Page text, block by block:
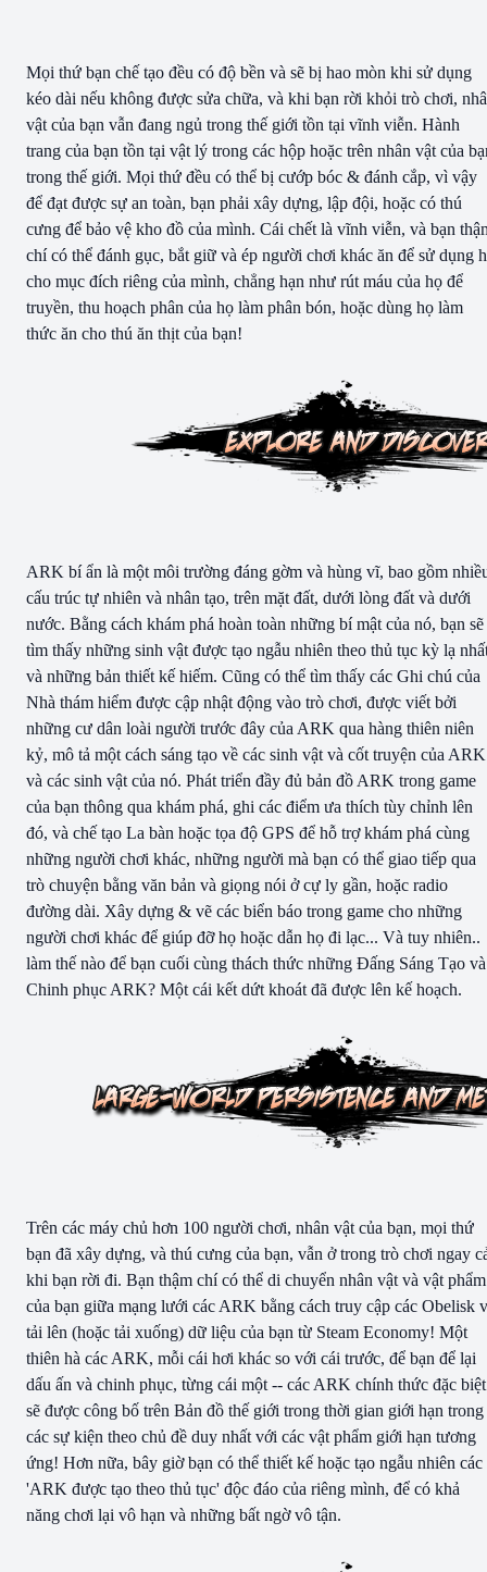
Mọi thứ bạn chế tạo đều có độ bền và sẽ bị hao mòn khi sử dụng
kéo dài nếu không được sửa chữa, và khi bạn rời khỏi trò chơi,
vật của bạn vẫn đang ngủ trong thế giới tồn tại vĩnh viễn. Hành
trang của bạn tồn tại vật lý trong các hộp hoặc trên nhân vật của
trong thế giới. Mọi thứ đều có thể bị cướp bóc & đánh cắp, vì vậy
để đạt được sự an toàn, bạn phải xây dựng, lập đội, hoặc có thú
cưng để bảo vệ kho đồ của mình. Cái chết là vĩnh viễn, và bạn
chí có thể đánh gục, bắt giữ và ép người chơi khác ăn để sử dụng
cho mục đích riêng của mình, chẳng hạn như rút máu của họ để
truyền, thu hoạch phân của họ làm phân bón, hoặc dùng họ làm
thức ăn cho thú ăn thịt của bạn!
ARK bí ẩn là một môi trường đáng gờm và hùng vĩ, bao gồm
cấu trúc tự nhiên và nhân tạo, trên mặt đất, dưới lòng đất và dưới
nước. Bằng cách khám phá hoàn toàn những bí mật của nó, bạn sẽ
tìm thấy những sinh vật được tạo ngẫu nhiên theo thủ tục kỳ lạ
và những bản thiết kế hiếm. Cũng có thể tìm thấy các Ghi chú của
Nhà thám hiểm được cập nhật động vào trò chơi, được viết bởi
những cư dân loài người trước đây của ARK qua hàng thiên niên
kỷ, mô tả một cách sáng tạo về các sinh vật và cốt truyện của ARK
và các sinh vật của nó. Phát triển đầy đủ bản đồ ARK trong game
của bạn thông qua khám phá, ghi các điểm ưa thích tùy chỉnh lên
đó, và chế tạo La bàn hoặc tọa độ GPS để hỗ trợ khám phá cùng
những người chơi khác, những người mà bạn có thể giao tiếp qua
trò chuyện bằng văn bản và giọng nói ở cự ly gần, hoặc radio
đường dài. Xây dựng & vẽ các biển báo trong game cho những
người chơi khác để giúp đỡ họ hoặc dẫn họ đi lạc... Và tuy nhiên..
làm thế nào để bạn cuối cùng thách thức những Đấng Sáng Tạo và
Chinh phục ARK? Một cái kết dứt khoát đã được lên kế hoạch.
Trên các máy chủ hơn 100 người chơi, nhân vật của bạn, mọi thứ
bạn đã xây dựng, và thú cưng của bạn, vẫn ở trong trò chơi ngay
khi bạn rời đi. Bạn thậm chí có thể di chuyển nhân vật và vật phẩm
của bạn giữa mạng lưới các ARK bằng cách truy cập các Obelisk
tải lên (hoặc tải xuống) dữ liệu của bạn từ Steam Economy! Một
thiên hà các ARK, mỗi cái hơi khác so với cái trước, để bạn để lại
dấu ấn và chinh phục, từng cái một -- các ARK chính thức đặc biệt
sẽ được công bố trên Bản đồ thế giới trong thời gian giới hạn trong
các sự kiện theo chủ đề duy nhất với các vật phẩm giới hạn tương
ứng! Hơn nữa, bây giờ bạn có thể thiết kế hoặc tạo ngẫu nhiên các
'ARK được tạo theo thủ tục' độc đáo của riêng mình, để có khả
năng chơi lại vô hạn và những bất ngờ vô tận.